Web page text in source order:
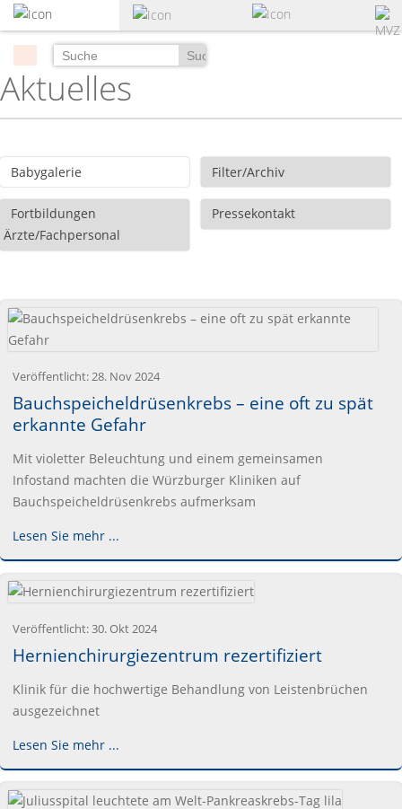
zum
Hauptinhalt
Suchen
Aktuelles
Babygalerie Filter/Archiv
Fortbildungen
Ärzte/Fachpersonal
Pressekontakt
Veröffentlicht:28. Nov 2024
Bauchspeicheldrüsenkrebs – eine oft zu spät
erkannte Gefahr
Mit violetter Beleuchtung und einem gemeinsamen
Infostand machten die Würzburger Kliniken auf
Bauchspeicheldrüsenkrebs aufmerksam
Lesen Sie mehr ...
Veröffentlicht:30. Okt 2024
Hernienchirurgiezentrum rezertifiziert
Klinik für die hochwertige Behandlung von Leistenbrüchen
ausgezeichnet
Lesen Sie mehr ...